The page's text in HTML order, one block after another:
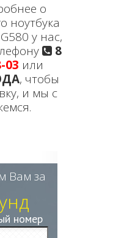
о
ноутбука
у нас,
8
03 или
, чтобы
и мы с
Вам за
номер